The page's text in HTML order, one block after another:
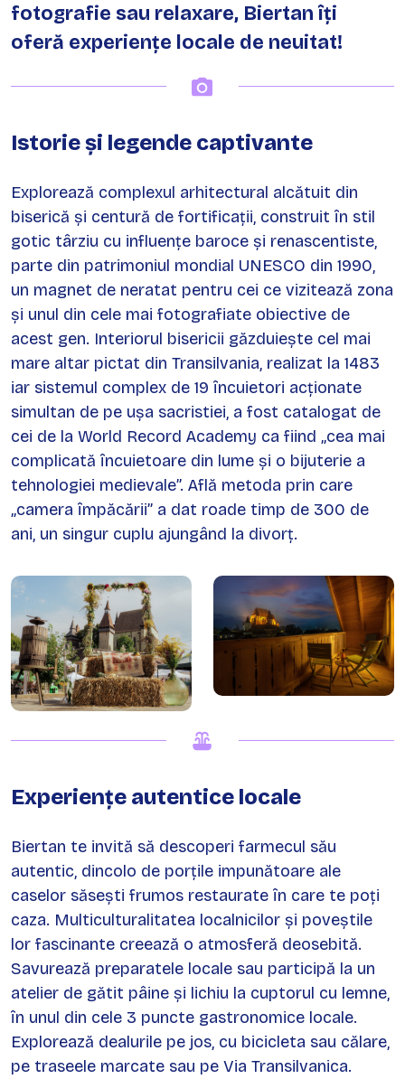
fotografie sau relaxare, Biertan îți
oferă experiențe locale de neuitat!
Istorie și legende captivante
Explorează complexul arhitectural alcătuit din
biserică și centură de fortificații, construit în stil
gotic târziu cu influențe baroce și renascentiste,
parte din patrimoniul mondial UNESCO din 1990,
un magnet de neratat pentru cei ce vizitează zona
și unul din cele mai fotografiate obiective de
acest gen. Interiorul bisericii găzduiește cel mai
mare altar pictat din Transilvania, realizat la 1483
iar sistemul complex de 19 încuietori acționate
simultan de pe ușa sacristiei, a fost catalogat de
cei de la World Record Academy ca fiind „cea mai
complicată încuietoare din lume și o bijuterie a
tehnologiei medievale”. Află metoda prin care
„camera împăcării” a dat roade timp de 300 de
ani, un singur cuplu ajungând la divorț.
Experiențe autentice locale
Biertan te invită să descoperi farmecul său
autentic, dincolo de porțile impunătoare ale
caselor săsești frumos restaurate în care te poți
caza. Multiculturalitatea localnicilor și poveștile
lor fascinante creează o atmosferă deosebită.
Savurează preparatele locale sau participă la un
atelier de gătit pâine și lichiu la cuptorul cu lemne,
în unul din cele 3 puncte gastronomice locale.
Explorează dealurile pe jos, cu bicicleta sau călare,
pe traseele marcate sau pe Via Transilvanica.